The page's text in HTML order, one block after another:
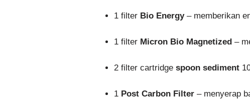
1 filter Bio Energy– memberikan
1 filter Micron Bio Magnetized –
2 filter cartridge spoon sediment
1 Post Carbon Filter – menyerap